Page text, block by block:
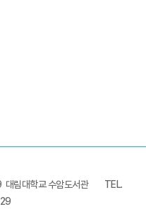
림대학교 수암도서관
TEL.